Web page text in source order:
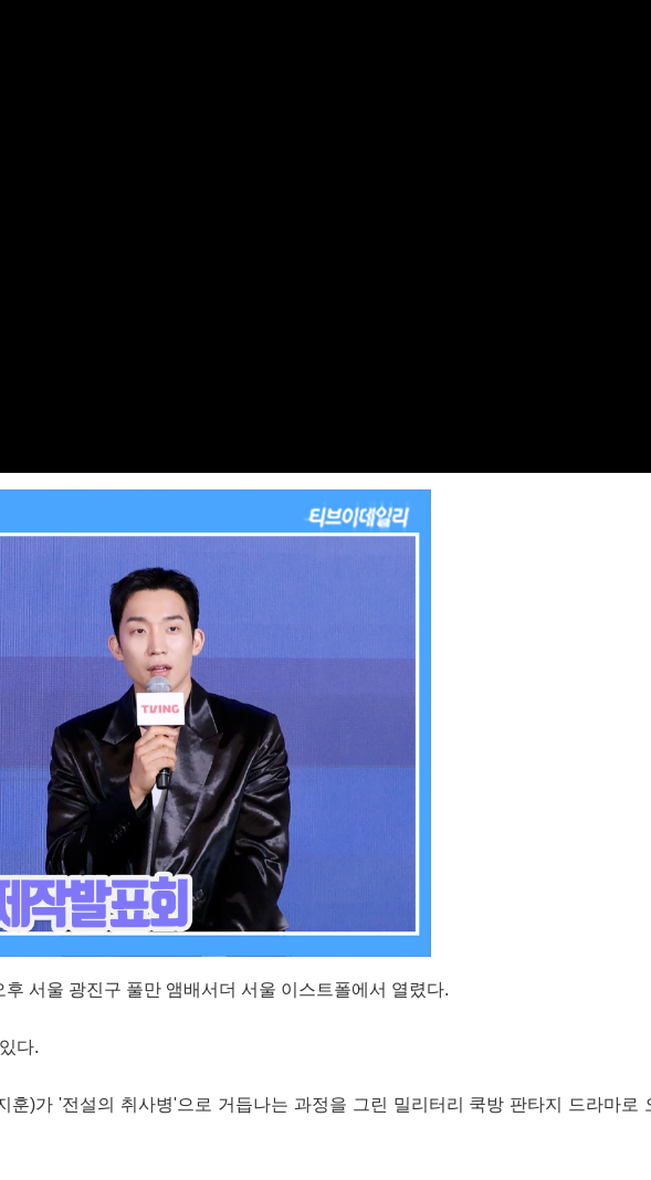
서울 광진구 풀만 앰배서더 서울 이스트폴에서 열렸다.
다.
)가 '전설의 취사병'으로 거듭나는 과정을 그린 밀리터리 쿡방 판타지 드라마로